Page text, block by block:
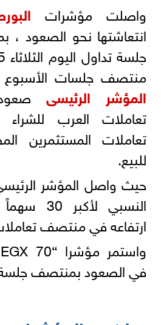
واصلت مؤشرات
انتعاشتها نحو الصعود
منتصف جلسات
المؤشر الرئيسى
تعاملات العرب
تعاملات المستثمرين
للبيع.
حيث واصل المؤشر
النسبي
ارتفاعه في منتصف
في الصعود بمنتصف جلسة